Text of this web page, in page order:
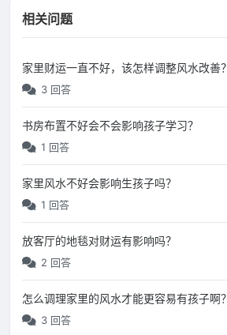
相关问题
家里财运一直不好，该怎样调整风水改善？
3 回答
书房布置不好会不会影响孩子学习？
1 回答
家里风水不好会影响生孩子吗？
1 回答
放客厅的地毯对财运有影响吗？
2 回答
怎么调理家里的风水才能更容易有孩子啊？
3 回答